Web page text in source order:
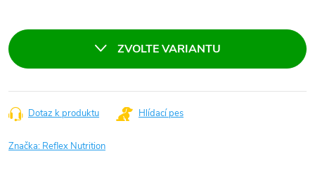
ZVOLTE VARIANTU
Dotaz k produktu Hlídací pes
Značka: Reflex Nutrition